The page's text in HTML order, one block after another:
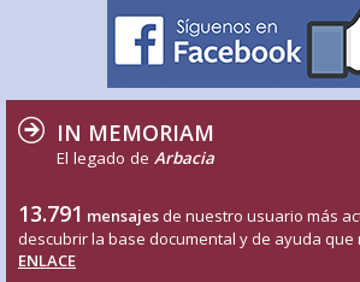
IN MEMORIAM
El legado de Arbacia
13.791 mensajes de nuestro usuario más
descubrir la base documental y de ayuda que
ENLACE